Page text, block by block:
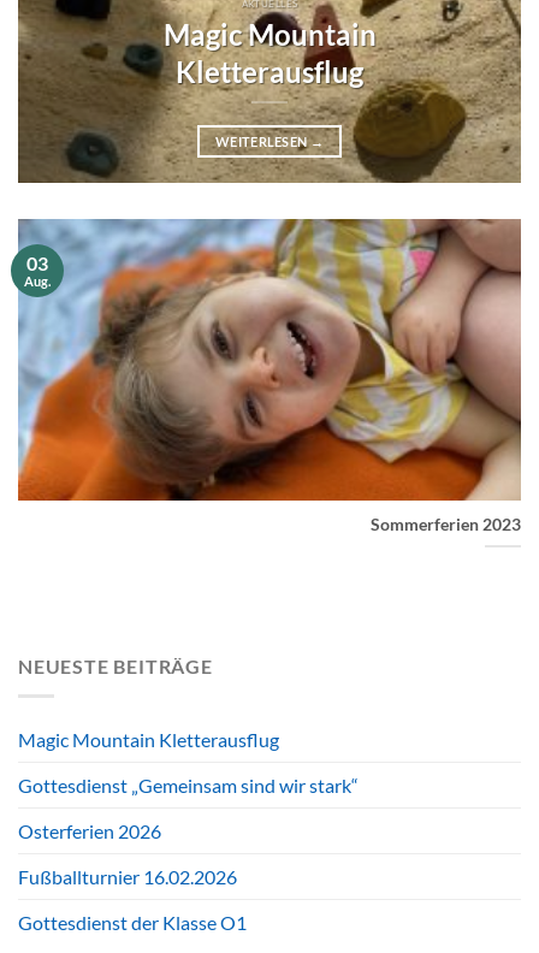
NEUESTE BEITRÄGE
Magic Mountain Kletterausflug
Gottesdienst „Gemeinsam sind wir stark“
Osterferien 2026
Fußballturnier 16.02.2026
Gottesdienst der Klasse O1
AKTUELLES
Magic Mountain
Kletterausflug
WEITERLESEN→
Sommerferien 2023
03
Aug.